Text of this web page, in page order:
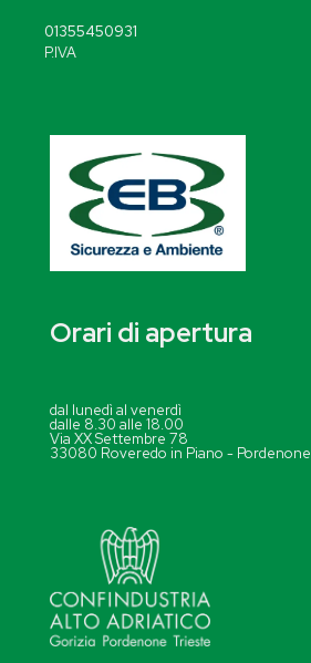
01355450931
P.IVA
Orari di apertura
dal lunedì al venerdì
dalle 8.30 alle 18.00
Via XX Settembre 78
33080 Roveredo in Piano - Pordenone